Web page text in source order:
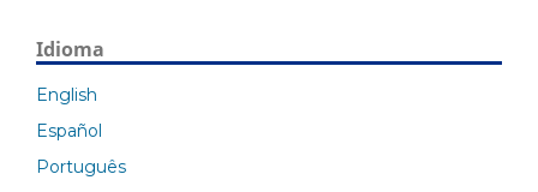
Idioma
English
Español
Português